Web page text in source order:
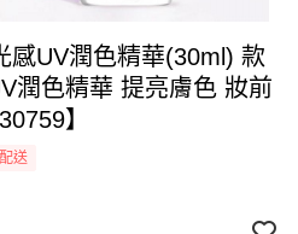
感UV潤色精華(30ml) 款
潤色精華 提亮膚色 妝前
】
送